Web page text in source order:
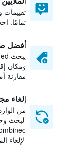
تقييمات
تمامًا.
أفضل
ومكان
مقارنة
إلغاء
من
البحث
الإلغاء